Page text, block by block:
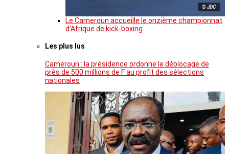
© JDC
Le Cameroun accueille le onzième championnat
d’Afrique de kick-boxing
Les plus lus
Cameroun : la présidence ordonne le déblocage de
près de 500 millions de F au profit des sélections
nationales